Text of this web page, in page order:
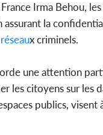
Irma Behou,
la
réseaux criminels.
une attention
citoyens sur les
publics,